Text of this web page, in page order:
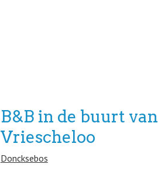
B&B in de buurt van
Vriescheloo
Doncksebos